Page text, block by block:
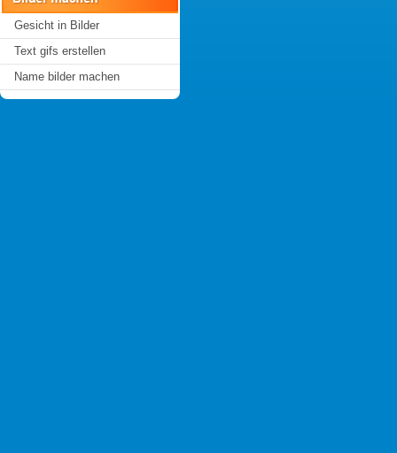
Gesicht in Bilder
Text gifs erstellen
Name bilder machen